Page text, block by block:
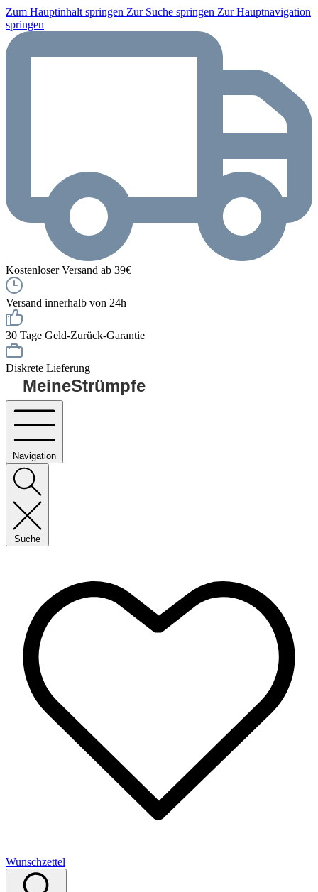
Zum Hauptinhalt springen Zur Suche springen Zur Hauptnavigation
springen
Kostenloser Versand ab 39€
Versand innerhalb von 24h
30 Tage Geld-Zurück-Garantie
Diskrete Lieferung
MeineStrümpfe
Navigation
Suche
Wunschzettel